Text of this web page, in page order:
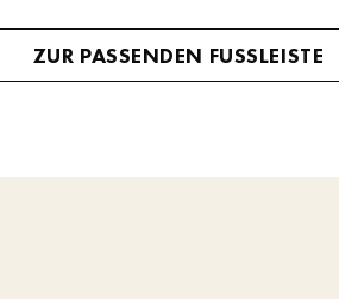
ZUR PASSENDEN FUSSLEISTE